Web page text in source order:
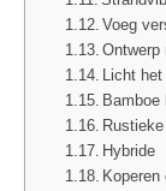
Voeg
Ontwerp
Licht het
Bamboe
Hybride
Koperen